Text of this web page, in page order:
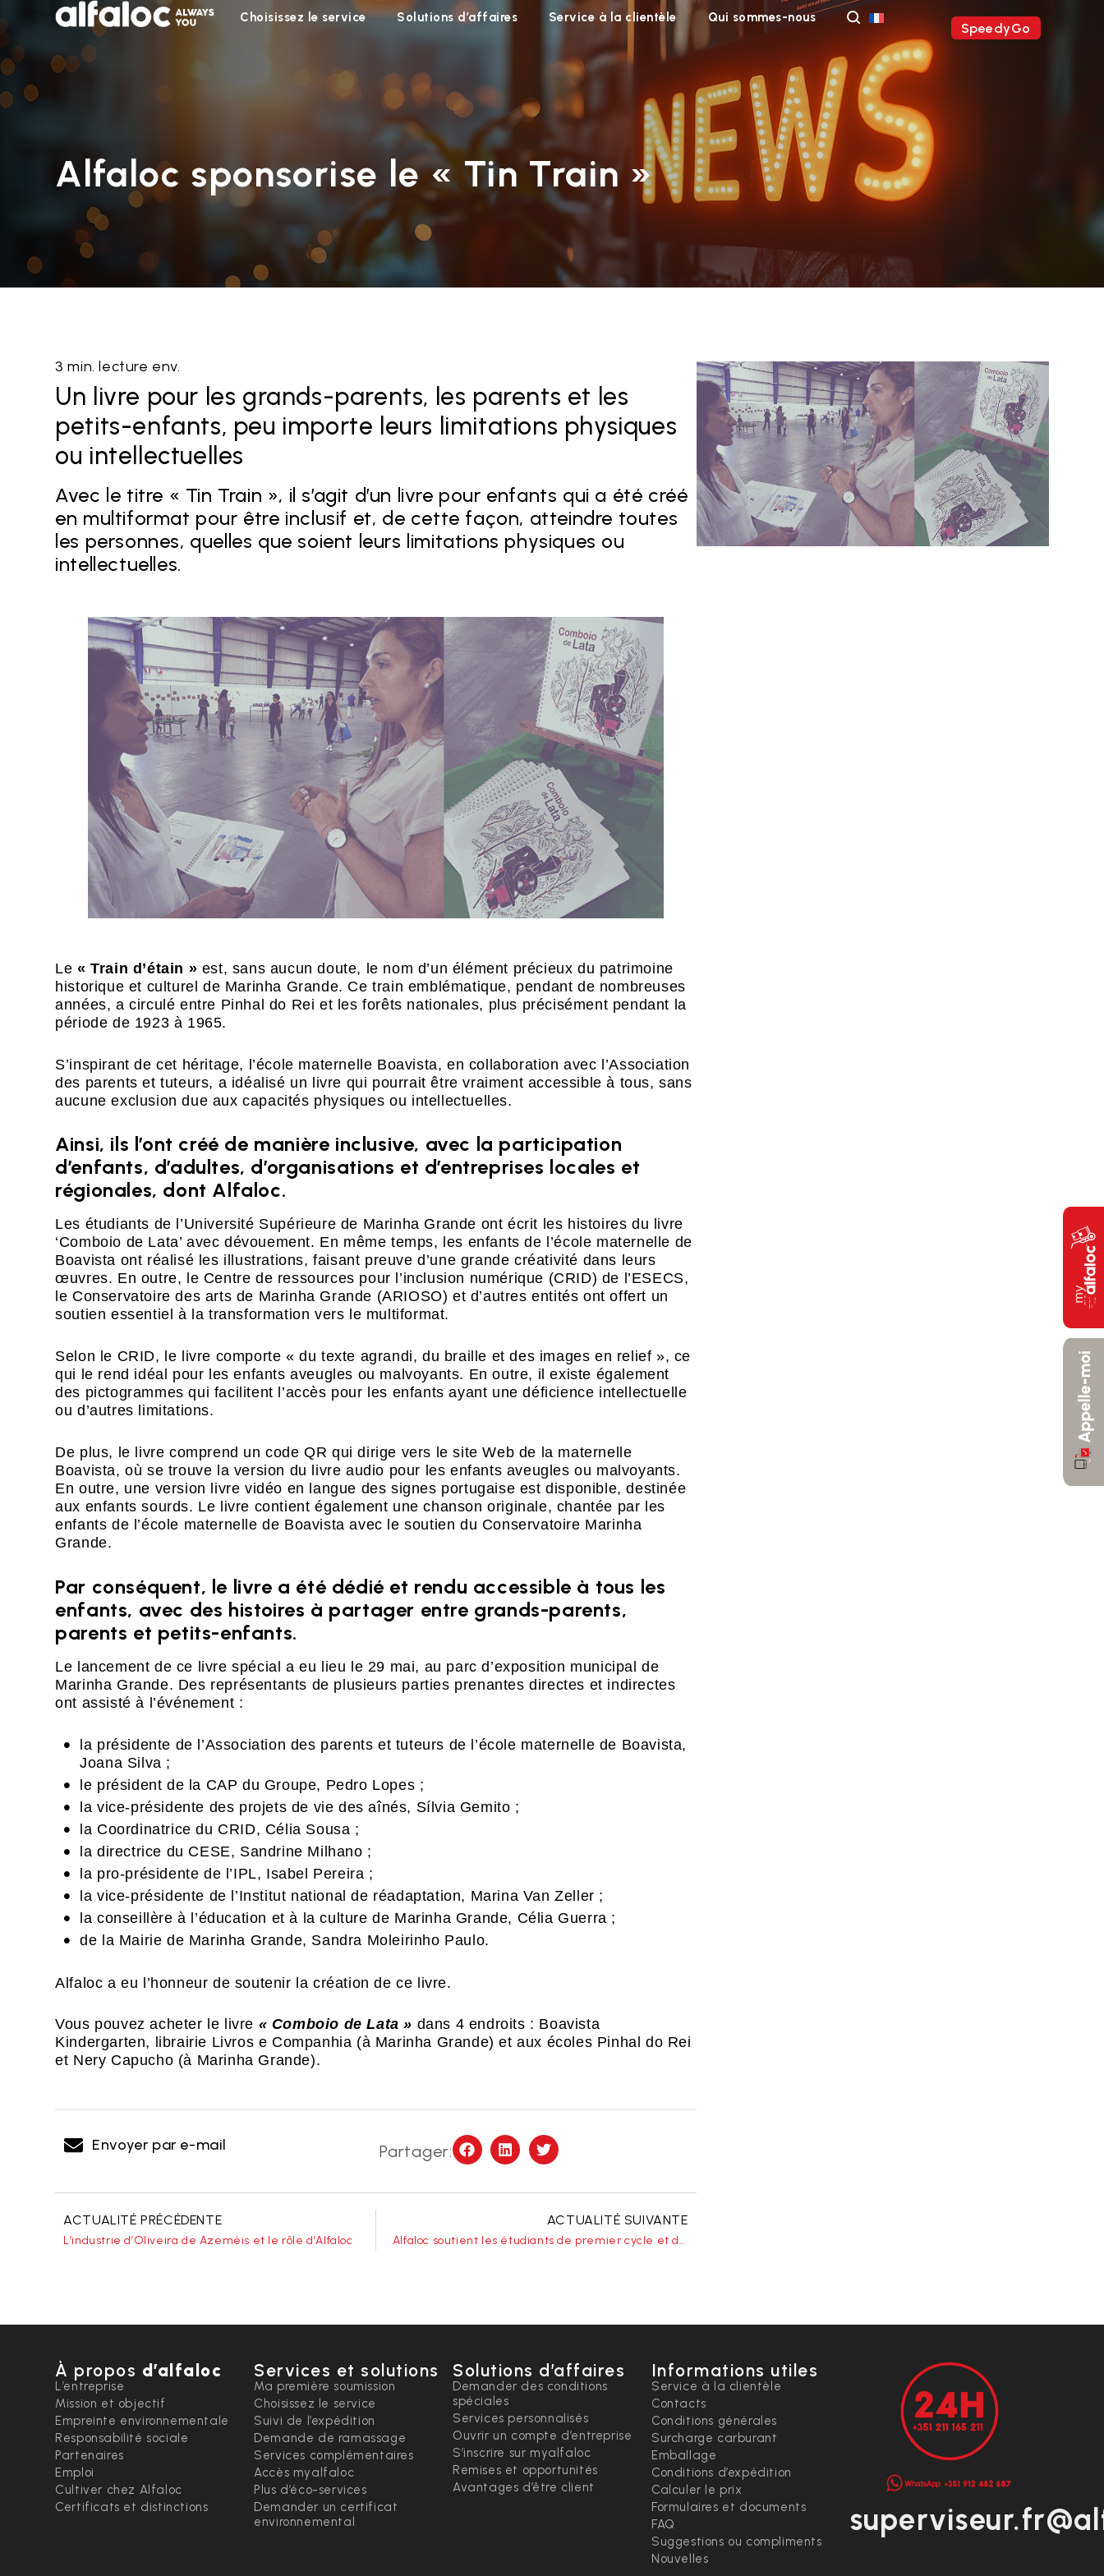
Choisissez le service Solutions d’affaires Service à la clientèle Qui sommes-nous
SpeedyGo
Alfaloc sponsorise le « Tin Train »
3 min. lecture env.
Un livre pour les grands-parents, les parents et les
petits-enfants, peu importe leurs limitations physiques
ou intellectuelles
Avec le titre « Tin Train », il s’agit d’un livre pour enfants qui a été créé
en multiformat pour être inclusif et, de cette façon, atteindre toutes
les personnes, quelles que soient leurs limitations physiques ou
intellectuelles.
Le « Train d’étain » est, sans aucun doute, le nom d’un élément précieux du patrimoine
historique et culturel de Marinha Grande. Ce train emblématique, pendant de nombreuses
années, a circulé entre Pinhal do Rei et les forêts nationales, plus précisément pendant la
période de 1923 à 1965.
S’inspirant de cet héritage, l’école maternelle Boavista, en collaboration avec l’Association
des parents et tuteurs, a idéalisé un livre qui pourrait être vraiment accessible à tous, sans
aucune exclusion due aux capacités physiques ou intellectuelles.
Ainsi, ils l’ont créé de manière inclusive, avec la participation
d’enfants, d’adultes, d’organisations et d’entreprises locales et
régionales, dont Alfaloc.
Les étudiants de l’Université Supérieure de Marinha Grande ont écrit les histoires du livre
‘Comboio de Lata’ avec dévouement. En même temps, les enfants de l’école maternelle de
Boavista ont réalisé les illustrations, faisant preuve d’une grande créativité dans leurs
œuvres. En outre, le Centre de ressources pour l’inclusion numérique (CRID) de l’ESECS,
le Conservatoire des arts de Marinha Grande (ARIOSO) et d’autres entités ont offert un
soutien essentiel à la transformation vers le multiformat.
Selon le CRID, le livre comporte « du texte agrandi, du braille et des images en relief », ce
qui le rend idéal pour les enfants aveugles ou malvoyants. En outre, il existe également
des pictogrammes qui facilitent l’accès pour les enfants ayant une déficience intellectuelle
ou d’autres limitations.
De plus, le livre comprend un code QR qui dirige vers le site Web de la maternelle
Boavista, où se trouve la version du livre audio pour les enfants aveugles ou malvoyants.
En outre, une version livre vidéo en langue des signes portugaise est disponible, destinée
aux enfants sourds. Le livre contient également une chanson originale, chantée par les
enfants de l’école maternelle de Boavista avec le soutien du Conservatoire Marinha
Grande.
Par conséquent, le livre a été dédié et rendu accessible à tous les
enfants, avec des histoires à partager entre grands-parents,
parents et petits-enfants.
Le lancement de ce livre spécial a eu lieu le 29 mai, au parc d’exposition municipal de
Marinha Grande. Des représentants de plusieurs parties prenantes directes et indirectes
ont assisté à l’événement :
la présidente de l’Association des parents et tuteurs de l’école maternelle de Boavista,
Joana Silva ;
le président de la CAP du Groupe, Pedro Lopes ;
la vice-présidente des projets de vie des aînés, Sílvia Gemito ;
la Coordinatrice du CRID, Célia Sousa ;
la directrice du CESE, Sandrine Milhano ;
la pro-présidente de l’IPL, Isabel Pereira ;
la vice-présidente de l’Institut national de réadaptation, Marina Van Zeller ;
la conseillère à l’éducation et à la culture de Marinha Grande, Célia Guerra ;
de la Mairie de Marinha Grande, Sandra Moleirinho Paulo.
Alfaloc a eu l’honneur de soutenir la création de ce livre.
Vous pouvez acheter le livre « Comboio de Lata » dans 4 endroits : Boavista
Kindergarten, librairie Livros e Companhia (à Marinha Grande) et aux écoles Pinhal do Rei
et Nery Capucho (à Marinha Grande).
Envoyer par e-mail Partager:
ACTUALITÉ PRÉCÉDENTE
L’industrie d’Oliveira de Azeméis et le rôle d’Alfaloc
ACTUALITÉ SUIVANTE
Alfaloc soutient les étudiants de premier cycle et de master
À propos d’alfaloc
L’entreprise
Mission et objectif
Empreinte environnementale
Responsabilité sociale
Partenaires
Emploi
Cultiver chez Alfaloc
Certificats et distinctions
Services et solutions
Ma première soumission
Choisissez le service
Suivi de l’expédition
Demande de ramassage
Services complémentaires
Accès myalfaloc
Plus d’éco-services
Demander un certificat
environnemental
Solutions d’affaires
Demander des conditions
spéciales
Services personnalisés
Ouvrir un compte d’entreprise
S’inscrire sur myalfaloc
Remises et opportunités
Avantages d’être client
Informations utiles
Service à la clientèle
Contacts
Conditions générales
Surcharge carburant
Emballage
Conditions d’expédition
Calculer le prix
Formulaires et documents
FAQ
Suggestions ou compliments
Nouvelles